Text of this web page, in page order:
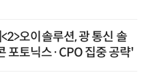
오이솔루션, 광 통신 솔
포토닉스·CPO 집중 공략'